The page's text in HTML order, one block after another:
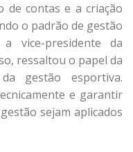
de contas e a criação
o padrão de gestão
vice-presidente da
ressaltou o papel da
gestão esportiva.
e garantir
sejam aplicados